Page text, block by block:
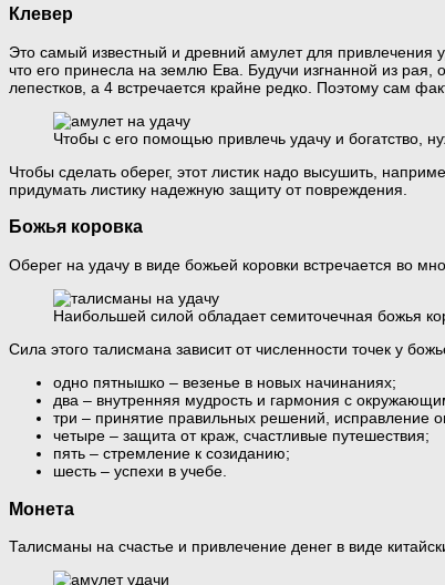
Клевер
Это самый известный и древний амулет для привлечения
что его принесла на землю Ева. Будучи изгнанной из рая,
лепестков, а 4 встречается крайне редко. Поэтому сам
Чтобы с его помощью привлечь удачу и богатство,
Чтобы сделать оберег, этот листик надо высушить,
придумать листику надежную защиту от повреждения.
Божья коровка
Оберег на удачу в виде божьей коровки встречается во
Наибольшей силой обладает семиточечная божья
Сила этого талисмана зависит от численности точек у
одно пятнышко – везенье в новых начинаниях;
два – внутренняя мудрость и гармония с
три – принятие правильных решений, исправление
четыре – защита от краж, счастливые путешествия;
пять – стремление к созиданию;
шесть – успехи в учебе.
Монета
Талисманы на счастье и привлечение денег в виде